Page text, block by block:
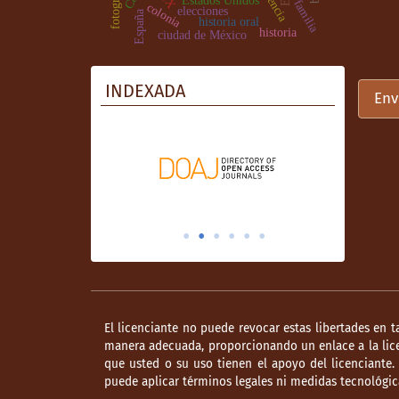
elecciones
historia oral
colonia
España ciudad de México historiafamilia
INDEXADA
El licenciante no puede revocar estas libertades
manera adecuada, proporcionando un enlace a la
que usted o su uso tienen el apoyo del licenciante.
puede aplicar términos legales ni medidas